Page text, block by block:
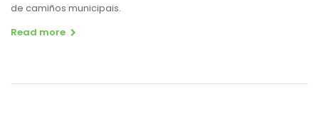
de camiños municipais.
Read more